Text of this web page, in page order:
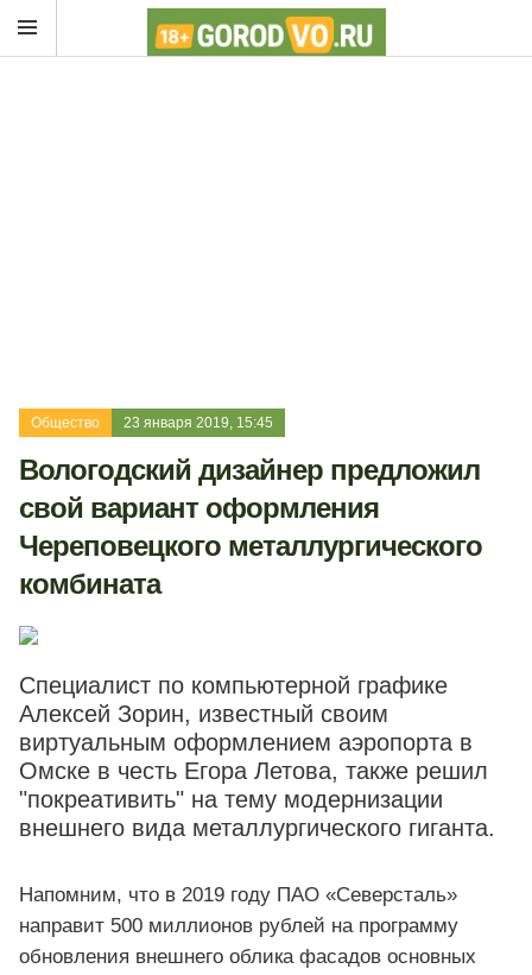
Общество 23 января 2019, 15:45
Вологодский дизайнер предложил
свой вариант оформления
Череповецкого металлургического
комбината
Специалист по компьютерной графике
Алексей Зорин, известный своим
виртуальным оформлением аэропорта в
Омске в честь Егора Летова, также решил
"покреативить" на тему модернизации
внешнего вида металлургического гиганта.
Напомним, что в 2019 году ПАО «Северсталь»
направит 500 миллионов рублей на программу
обновления внешнего облика фасадов основных